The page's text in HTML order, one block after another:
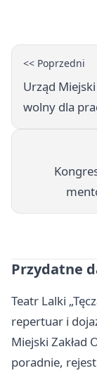
<< Poprzedni
Urząd
wolny dla
Przydatne
Teatr Lalki
repertuar i
Miejski Zakład
poradnie,